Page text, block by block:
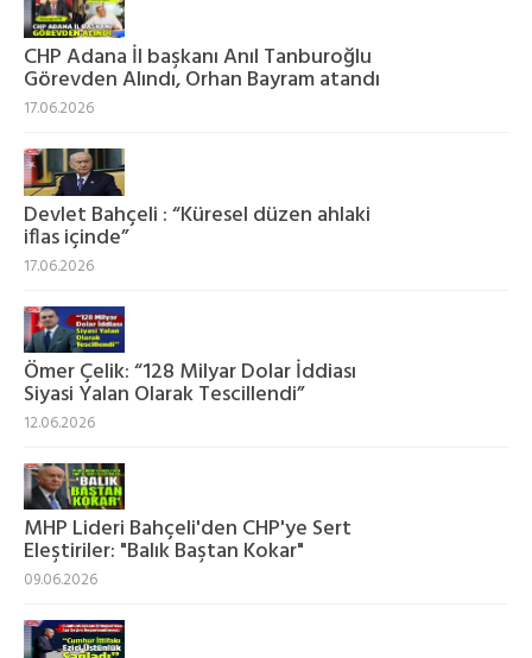
CHP Adana İl başkanı Anıl Tanburoğlu
Görevden Alındı, Orhan Bayram atandı
17.06.2026
Devlet Bahçeli : “Küresel düzen ahlaki
iflas içinde”
17.06.2026
Ömer Çelik: “128 Milyar Dolar İddiası
Siyasi Yalan Olarak Tescillendi”
12.06.2026
MHP Lideri Bahçeli'den CHP'ye Sert
Eleştiriler: "Balık Baştan Kokar"
09.06.2026